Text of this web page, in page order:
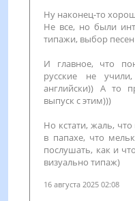
Ну наконец-то
Не все, но были
типажи, выбор
И главное, что
русские не
английски)) А то
выпуск с этим)))
Но кстати, жаль,
в папахе, что
послушать, как и
визуально типаж)
16 августа 2025 02:08